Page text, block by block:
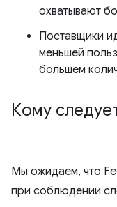
охватывают
Поставщики
меньшей
большем
Кому
Мы ожидаем, что
при соблюдении